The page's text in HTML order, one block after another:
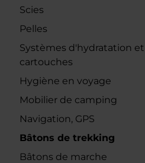
Scies
Pelles
Systèmes d'hydratation et
cartouches
Hygiène en voyage
Mobilier de camping
Navigation, GPS
Bâtons de trekking
Bâtons de marche